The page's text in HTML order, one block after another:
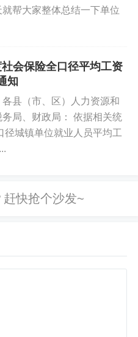
元。如果费用超出限额，超
根据参加的医保类型（如职
以享受相应的报销待遇，减
手术期间出现并发症或合并
帮大家整体总结一下单位
会保险全口径平均工资
知
县（市、区）人力资源和
局、财政局： 依据相关统
城镇单位就业人员平均工